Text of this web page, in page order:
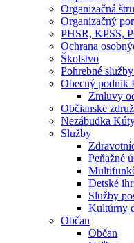
Organizačná
Organizačný
PHSR, KPSS,
Ochrana
Školstvo
Pohrebné
Obecný podnik
Zmluvy
Občianske
Nezábudka
Služby
Peňažné
Detské
Služby
Kultúrny
Občan
Občan